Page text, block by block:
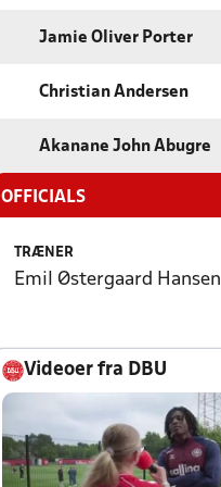
Jamie Oliver Porter
Christian Andersen
Akanane John Abugre
OFFICIALS
TRÆNER
Emil Østergaard Hansen
Videoer fra DBU